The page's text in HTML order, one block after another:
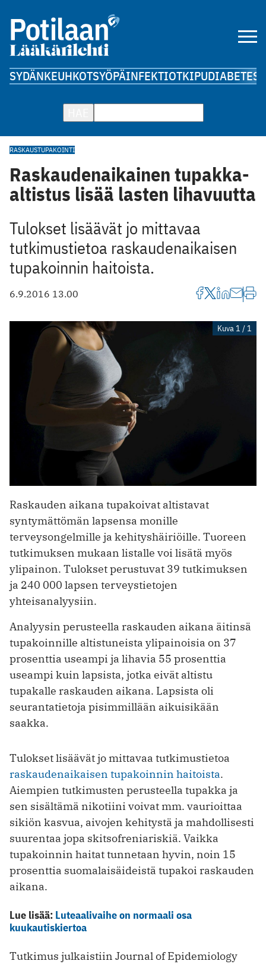
SYDÄNKEUHKOTSYÖPÄINFEKTIOTKIPUDIABETES
RASKAUSTUPAKOINTI
Raskaudenaikainen tupakka-
altistus lisää lasten lihavuutta
Tulokset lisäävät jo mittavaa
tutkimustietoa raskaudenaikaisen
tupakoinnin haitoista.
6.9.2016 13.00
Kuva 1 / 1
Raskauden aikana tupakoivat altistavat
syntymättömän lapsensa monille
terveysongelmille ja kehityshäiriöille. Tuoreen
tutkimuksen mukaan listalle voi lisätä myös
ylipainon. Tulokset perustuvat 39 tutkimuksen
ja 240 000 lapsen terveystietojen
yhteisanalyysiin.
Analyysin perusteella raskauden aikana äitinsä
tupakoinnille altistuneista ylipainoisia on 37
prosenttia useampi ja lihavia 55 prosenttia
useampi kuin lapsista, jotka eivät altistu
tupakalle raskauden aikana. Lapsista oli
seurantatietoja pisimmillään aikuisikään
saakka.
Tulokset lisäävät jo mittavaa tutkimustietoa
raskaudenaikaisen tupakoinnin haitoista.
Aiempien tutkimusten perusteella tupakka ja
sen sisältämä nikotiini voivat mm. vaurioittaa
sikiön kasvua, aivojen kehitystä ja mahdollisesti
suurentaa jopa skitsofreniariskiä. Vaikka
tupakoinnin haitat tunnetaan hyvin, noin 15
prosenttia suomalaisäideistä tupakoi raskauden
aikana.
Lue lisää: Luteaalivaihe on normaali osa
kuukautiskiertoa
Tutkimus julkaistiin Journal of Epidemiology